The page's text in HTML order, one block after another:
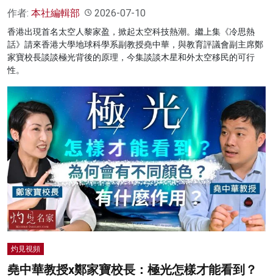
作者: 本社編輯部 2026-07-10
香港出現首名太空人黎家盈，掀起太空科技熱潮。繼上集《冷思熱
話》請來香港大學地球科學系副教授堯中華，與教育評議會副主席鄭
家寶校長談談極光背後的原理，今集談談木星和外太空移民的可行
性。
灼見視頻
堯中華教授x鄭家寶校長：極光怎樣才能看到？